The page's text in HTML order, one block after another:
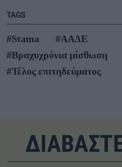
TAGS
#Stama
#ΑΑΔΕ
#Βραχυχρόνια μίσθωση
#Τέλος επιτηδεύματος